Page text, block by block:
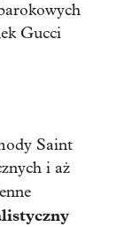
Gucci
Saint
i aż